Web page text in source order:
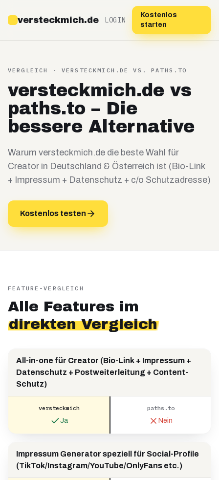
versteckmich.de LOGIN
Kostenlos
starten
VERGLEICH · VERSTECKMICH.DE VS.PATHS.TO
versteckmich.de vs
paths.to – Die
bessere Alternative
Warum versteckmich.de die beste Wahl für
Creator in Deutschland & Österreich ist (Bio-Link
+ Impressum + Datenschutz + c/o Schutzadresse)
Kostenlos testen
FEATURE-VERGLEICH
Alle Features im
direkten Vergleich
All-in-one für Creator (Bio-Link + Impressum +
Datenschutz + Postweiterleitung + Content-
Schutz)
versteckmich
Ja
paths.to
Nein
Impressum Generator speziell für Social-Profile
(TikTok/Instagram/YouTube/OnlyFans etc.)